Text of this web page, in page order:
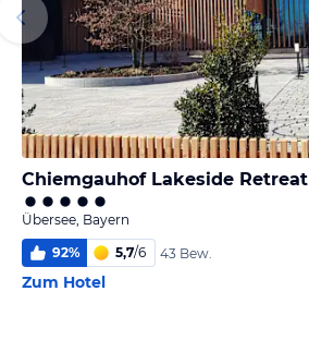
Chiemgauhof Lakeside Retreat
Übersee, Bayern
92% 5,7/6 43 Bew.
Zum Hotel